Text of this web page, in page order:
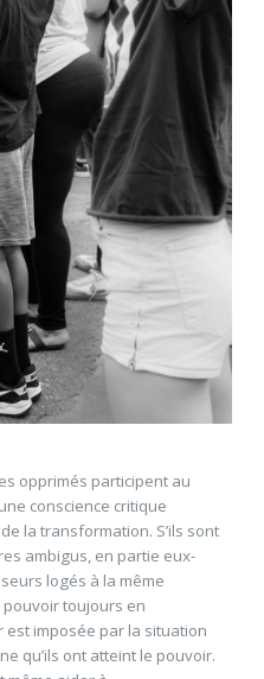
opprimés participent au
conscience critique
la transformation. S’ils sont
ambigus, en partie eux-
logés à la même
pouvoir toujours en
est imposée par la situation
qu’ils ont atteint le pouvoir.